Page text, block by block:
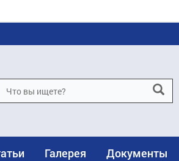
Галерея Документы